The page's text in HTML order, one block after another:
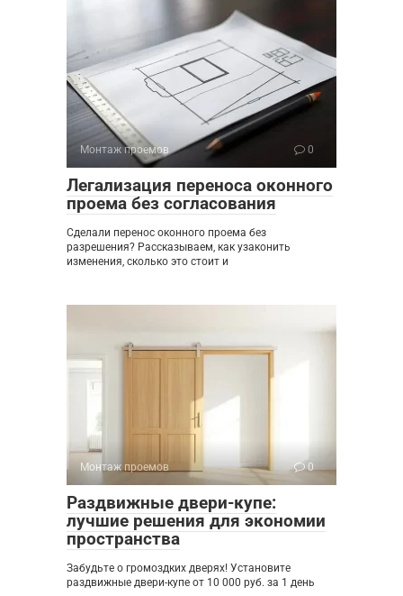
Монтаж проемов 0
Легализация переноса оконного
проема без согласования
Сделали перенос оконного проема без
разрешения? Рассказываем, как узаконить
изменения, сколько это стоит и
Монтаж проемов 0
Раздвижные двери-купе:
лучшие решения для экономии
пространства
Забудьте о громоздких дверях! Установите
раздвижные двери-купе от 10 000 руб. за 1 день